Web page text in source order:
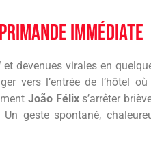
immédiate
et devenues virales en
vers l’entrée de l’hôtel
João Félixs’arrêter
geste spontané,